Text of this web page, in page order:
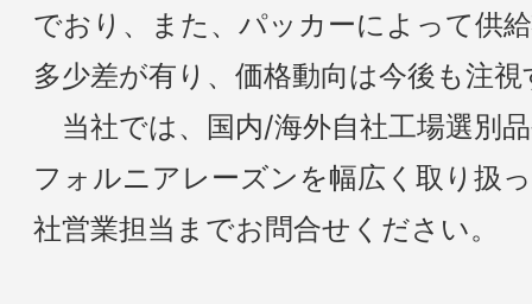
でおり、また、パッカーによって供
多少差が有り、価格動向は今後も注
当社では、国内/海外自社工場選別
フォルニアレーズンを幅広く取り扱
社営業担当までお問合せください。